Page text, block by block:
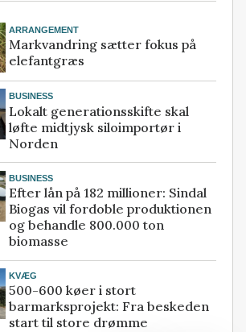
ARRANGEMENT
Markvandring sætter fokus på
elefantgræs
BUSINESS
Lokalt generationsskifte skal
løfte midtjysk siloimportør i
Norden
BUSINESS
Efter lån på 182 millioner: Sindal
Biogas vil fordoble produktionen
og behandle 800.000 ton
biomasse
KVÆG
500-600 køer i stort
barmarksprojekt: Fra beskeden
start til store drømme